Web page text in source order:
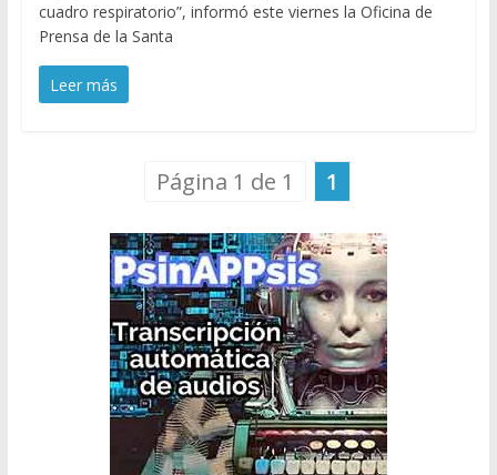
cuadro respiratorio”, informó este viernes la Oficina de
Prensa de la Santa
Leer más
Página 1 de 1 1